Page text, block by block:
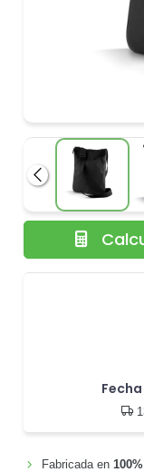
Anterior
Fabricada en